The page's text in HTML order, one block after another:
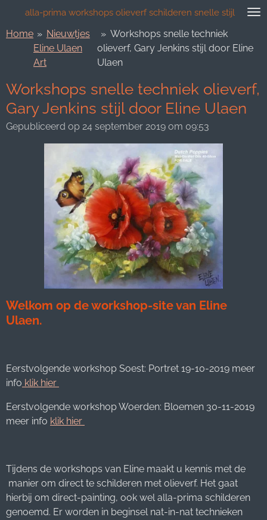
naar
hoofdinhoud
alla-prima workshops olieverf schilderen snelle stijl
Home » Nieuwtjes
Eline Ulaen
Art
» Workshops snelle techniek
olieverf, Gary Jenkins stijl door Eline
Ulaen
Workshops snelle techniek olieverf,
Gary Jenkins stijl door Eline Ulaen
Gepubliceerd op 24 september 2019 om 09:53
Welkom op de workshop-site van Eline
Ulaen.
Eerstvolgende workshop Soest: Portret 19-10-2019 meer
info klik hier
Eerstvolgende workshop Woerden: Bloemen 30-11-2019
meer info klik hier
Tijdens de workshops van Eline maakt u kennis met de
manier om direct te schilderen met olieverf. Het gaat
hierbij om direct-painting, ook wel alla-prima schilderen
genoemd. Er worden in beginsel nat-in-nat technieken